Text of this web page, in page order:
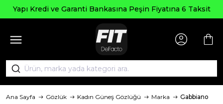
ve Garanti Bankasına Peşin Fiyatına 6 Taksit
Ana Sayfa Gözlük Kadın Güneş Gözlüğü Marka Gabbiano